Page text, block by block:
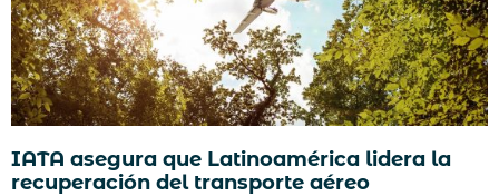
IATA asegura que Latinoamérica lidera la
recuperación del transporte aéreo